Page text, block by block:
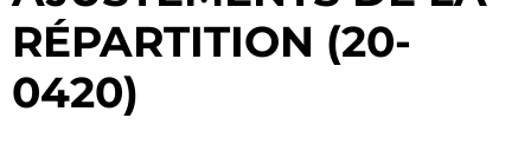
RÉPARTITION (20-
0420)